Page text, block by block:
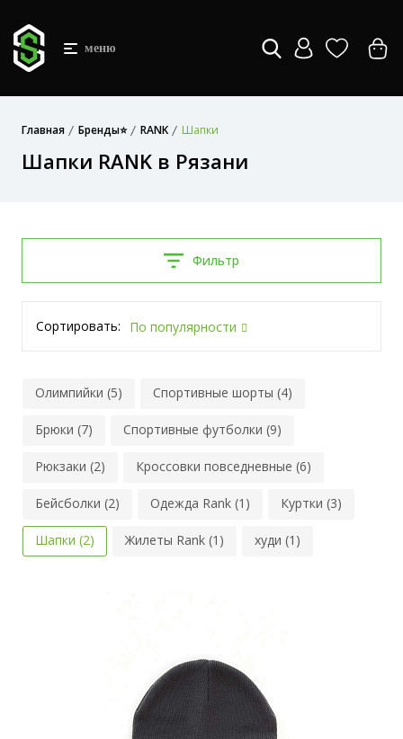
меню
Главная Бренды⭐ RANK Шапки
Шапки RANK в Рязани
Фильтр
Сортировать: По популярности
Олимпийки (5) Спортивные шорты (4)
Брюки (7) Спортивные футболки (9)
Рюкзаки (2) Кроссовки повседневные (6)
Бейсболки (2) Одежда Rank (1) Куртки (3)
Шапки (2) Жилеты Rank (1) худи (1)